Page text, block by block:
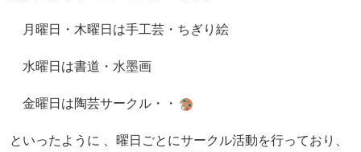
月曜日・木曜日は手工芸・ちぎり絵
水曜日は書道・水墨画
金曜日は陶芸サークル・・
といったように 、曜日ごとにサークル活動を行っており、